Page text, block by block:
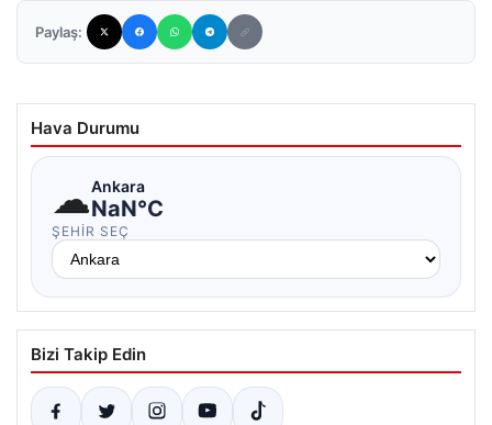
Paylaş:
Hava Durumu
☁Ankara
NaN°C
ŞEHIR SEÇ
Bizi Takip Edin